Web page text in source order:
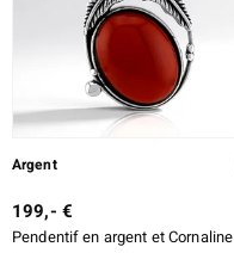
Argent
199,- €
Pendentif en argent et Cornaline